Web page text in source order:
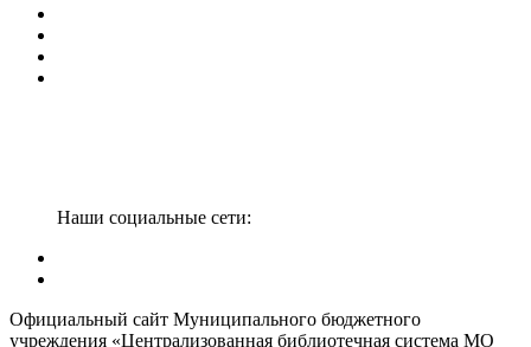
Наши социальные сети:
Официальный сайт Муниципального бюджетного
учреждения «Централизованная библиотечная система МО